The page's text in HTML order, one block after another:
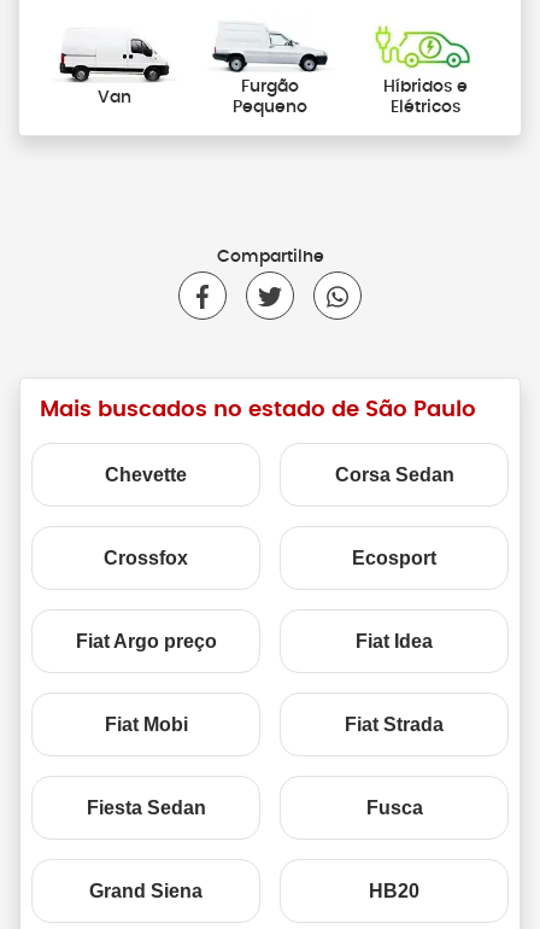
Van
Furgão
Pequeno
Híbridos e
Elétricos
Compartilhe
Mais buscados no estado de São Paulo
Chevette Corsa Sedan
Crossfox Ecosport
Fiat Argo preço Fiat Idea
Fiat Mobi Fiat Strada
Fiesta Sedan Fusca
Grand Siena HB20